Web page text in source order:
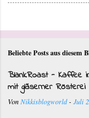
Beliebte Posts aus diesem
BlankRoast - Kaffee
mit gläserner Rösterei
Von Nikkisblogworld - Juli